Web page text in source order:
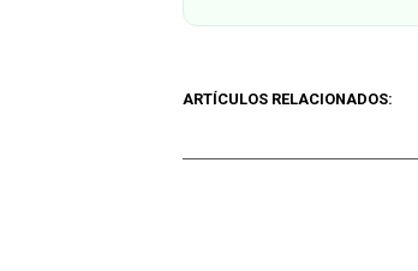
ARTÍCULOS RELACIONADOS: